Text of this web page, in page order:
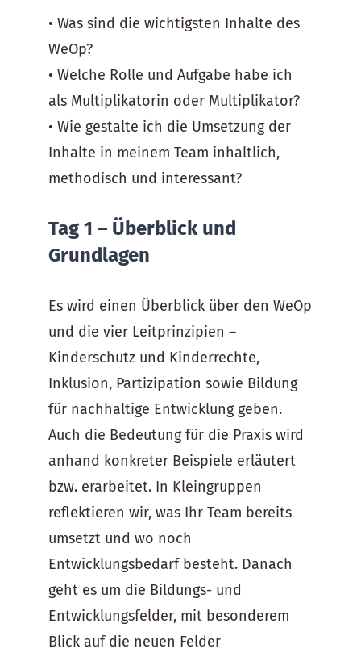
• Was sind die wichtigsten Inhalte des
WeOp?
• Welche Rolle und Aufgabe habe ich
als Multiplikatorin oder Multiplikator?
• Wie gestalte ich die Umsetzung der
Inhalte in meinem Team inhaltlich,
methodisch und interessant?
Tag 1 – Überblick und
Grundlagen
Es wird einen Überblick über den WeOp
und die vier Leitprinzipien –
Kinderschutz und Kinderrechte,
Inklusion, Partizipation sowie Bildung
für nachhaltige Entwicklung geben.
Auch die Bedeutung für die Praxis wird
anhand konkreter Beispiele erläutert
bzw. erarbeitet. In Kleingruppen
reflektieren wir, was Ihr Team bereits
umsetzt und wo noch
Entwicklungsbedarf besteht. Danach
geht es um die Bildungs- und
Entwicklungsfelder, mit besonderem
Blick auf die neuen Felder